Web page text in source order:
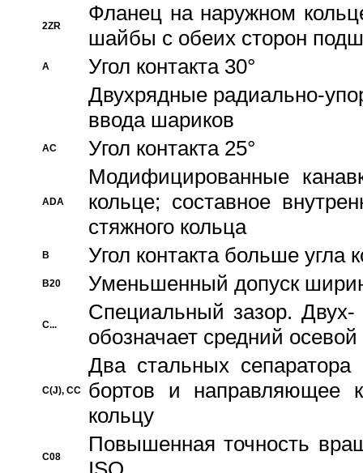
2ZR
Фланец на наружном
шайбы с обеих сторон
A
Угол контакта 30°
Двухрядные радиально-
ввода шариков
AC Угол контакта 25°
ADA
Модифицированные
кольце; составное
стяжного кольца
B Угол контакта больше угла
B20 Уменьшенный допуск
C...
Специальный зазор.
обозначает средний
C(J), CC
Два стальных сепаратора
бортов и направляющее
кольцу
C08
Повышенная точность